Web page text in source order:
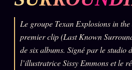
✉ INSCRIPTION À LA
Le groupe Texan Explosions in
premier clip (Last Known
de six albums. Signé par le studio
l’illustratrice Sissy Emmons et le